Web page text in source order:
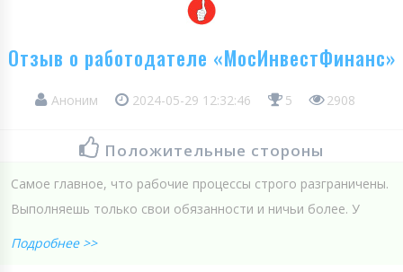
Отзыв о работодателе «МосИнвестФинанс»
Аноним 2024-05-29 12:32:46 5 2908
Положительные стороны
Самое главное, что рабочие процессы строго разграничены.
Выполняешь только свои обязанности и ничьи более. У
Подробнее >>